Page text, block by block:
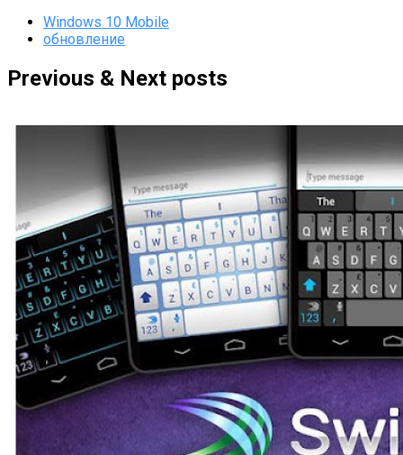
Windows 10 Mobile
обновление
Previous & Next posts